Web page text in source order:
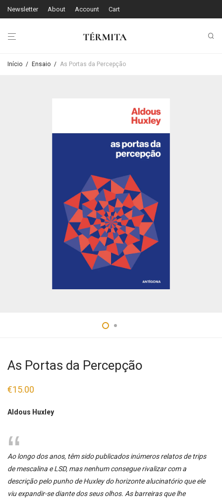
Newsletter About Account Cart
Início / Ensaio / As Portas da Percepção
As Portas da Percepção
€15.00
Aldous Huxley
Ao longo dos anos, têm sido publicados inúmeros relatos de trips
de mescalina e LSD, mas nenhum consegue rivalizar com a
descrição pelo punho de Huxley do horizonte alucinatório que ele
viu expandir-se diante dos seus olhos. As barreiras que lhe